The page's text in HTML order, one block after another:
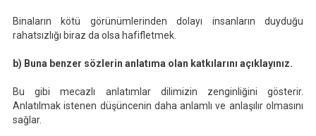
Binaların kötü görünümlerinden dolayı insanların duyduğu
rahatsızlığı biraz da olsa hafifletmek.
b) Buna benzer sözlerin anlatıma olan katkılarını açıklayınız.
Bu gibi mecazlı anlatımlar dilimizin zenginliğini gösterir.
Anlatılmak istenen düşüncenin daha anlamlı ve anlaşılır olmasını
sağlar.